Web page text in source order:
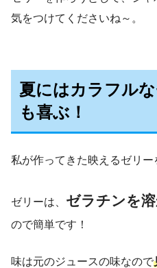
気をつけてくださいね～。
夏にはカラフル
も喜ぶ！
私が作ってきた映えるゼリー
ゼリーは、 ゼラチンを
ので簡単です！
味は元のジュースの味なので